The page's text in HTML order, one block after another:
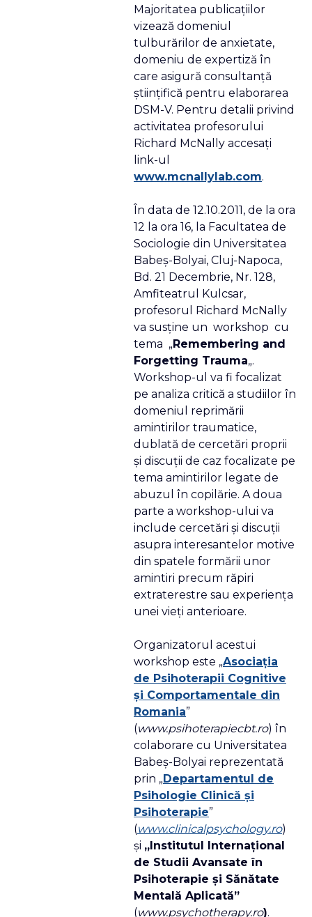
Majoritatea publicaţiilor
vizează domeniul
tulburărilor de anxietate,
domeniu de expertiză în
care asigură consultanţă
ştiinţifică pentru elaborarea
DSM-V. Pentru detalii privind
activitatea profesorului
Richard McNally accesaţi
link-ul
www.mcnallylab.com.
În data de 12.10.2011, de la ora
12 la ora 16, la Facultatea de
Sociologie din Universitatea
Babeş-Bolyai, Cluj-Napoca,
Bd. 21 Decembrie, Nr. 128,
Amfiteatrul Kulcsar,
profesorul Richard McNally
va susţine un workshop cu
tema „Remembering and
Forgetting Trauma„.
Workshop-ul va fi focalizat
pe analiza critică a studiilor în
domeniul reprimării
amintirilor traumatice,
dublată de cercetări proprii
şi discuţii de caz focalizate pe
tema amintirilor legate de
abuzul în copilărie. A doua
parte a workshop-ului va
include cercetări şi discuţii
asupra interesantelor motive
din spatele formării unor
amintiri precum răpiri
extraterestre sau experienţa
unei vieţi anterioare.
Organizatorul acestui
workshop este „Asociaţia
de Psihoterapii Cognitive
şi Comportamentale din
Romania”
(www.psihoterapiecbt.ro) în
colaborare cu Universitatea
Babeş-Bolyai reprezentată
prin „Departamentul de
Psihologie Clinică şi
Psihoterapie”
(www.clinicalpsychology.ro)
şi „Institutul Internaţional
de Studii Avansate în
Psihoterapie şi Sănătate
Mentală Aplicată”
(www.psychotherapy.ro).